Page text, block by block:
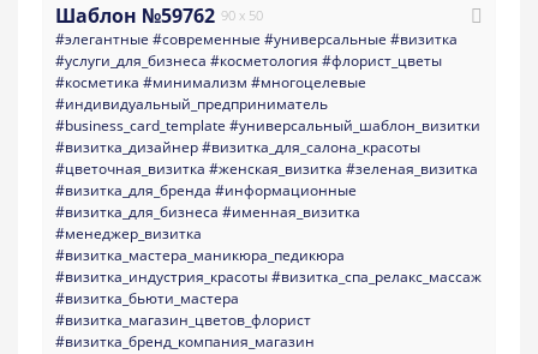
Шаблон №59762 90 x 50
#элегантные #современные #универсальные #визитка
#услуги_для_бизнеса #косметология #флорист_цветы
#косметика #минимализм #многоцелевые
#индивидуальный_предприниматель
#business_card_template #универсальный_шаблон_визитки
#визитка_дизайнер#визитка_для_салона_красоты
#цветочная_визитка #женская_визитка #зеленая_визитка
#визитка_для_бренда #информационные
#визитка_для_бизнеса #именная_визитка
#менеджер_визитка
#визитка_мастера_маникюра_педикюра
#визитка_индустрия_красоты#визитка_спа_релакс_массаж
#визитка_бьюти_мастера
#визитка_магазин_цветов_флорист
#визитка_бренд_компания_магазин